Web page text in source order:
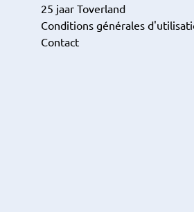
25 jaar Toverland
Conditions générales
Contact